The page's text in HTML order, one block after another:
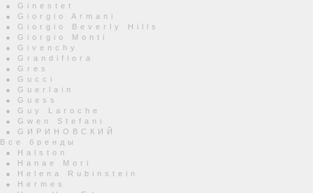
Ginestet
Giorgio Armani
Giorgio Beverly Hills
Giorgio Monti
Givenchy
Grandiflora
Gres
Gucci
Guerlain
Guess
Guy Laroche
Gwen Stefani
GИРИНОВСКИЙ
Все бренды
Halston
Hanae Mori
Helena Rubinstein
Hermes